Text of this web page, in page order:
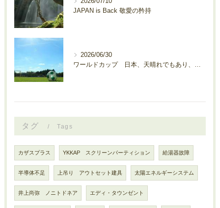
JAPAN is Back 敬愛の矜持
2026/06/30
ワールドカップ 日本、天晴れでもあり、残念でもあり・・・、
タグ Tags
カザスプラス YKKAP スクリーンパーティション 給湯器故障
半導体不足 上吊り アウトセット建具 太陽エネルギーシステム
井上尚弥 ノニトドネア エディ・タウンゼント